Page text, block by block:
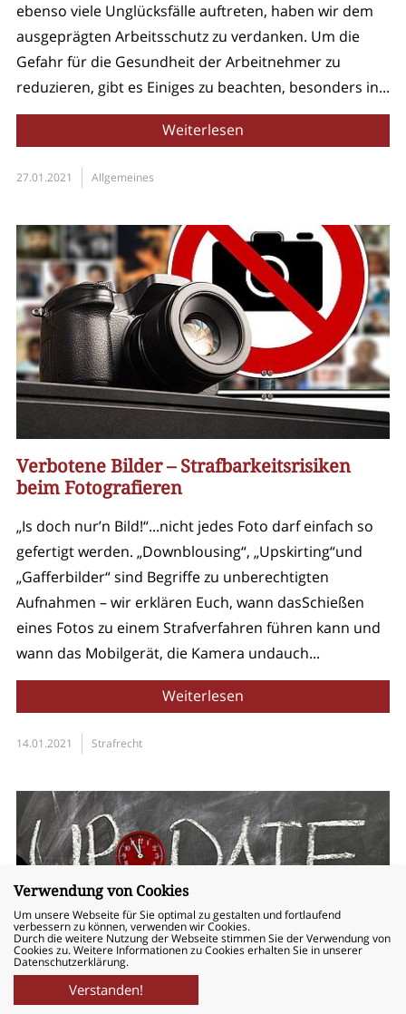
Verstanden!
Verwendung von Cookies
Um unsere Webseite für Sie optimal zu gestalten und fortlaufend
verbessern zu können, verwenden wir Cookies.
Durch die weitere Nutzung der Webseite stimmen Sie der Verwendung von
Cookies zu. Weitere Informationen zu Cookies erhalten Sie in unserer
Datenschutzerklärung.
040 – 524 743 – 80
ebenso viele Unglücksfälle auftreten, haben wir dem
ausgeprägten Arbeitsschutz zu verdanken. Um die
Gefahr für die Gesundheit der Arbeitnehmer zu
reduzieren, gibt es Einiges zu beachten, besonders in...
Weiterlesen
27.01.2021 Allgemeines
Verbotene Bilder – Strafbarkeitsrisiken
beim Fotografieren
„Is doch nur’n Bild!“...nicht jedes Foto darf einfach so
gefertigt werden. „Downblousing“, „Upskirting“und
„Gafferbilder“ sind Begriffe zu unberechtigten
Aufnahmen – wir erklären Euch, wann dasSchießen
eines Fotos zu einem Strafverfahren führen kann und
wann das Mobilgerät, die Kamera undauch...
Weiterlesen
14.01.2021 Strafrecht
Jahresendupdate